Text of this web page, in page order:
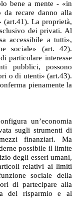
bene a mente - «in
recare danno alla
(art.41). La proprietà,
dei privati. Al
accessibile a tutti»,
sociale» (art. 42).
particolare interesse
pubblici, possono
o di utenti» (art.43).
pienamente la
un’economia
sugli strumenti di
finanziari. Ma
possibile il limite
degli esseri umani,
relativi ai limiti
sociale della
di partecipare alla
del risparmio e al